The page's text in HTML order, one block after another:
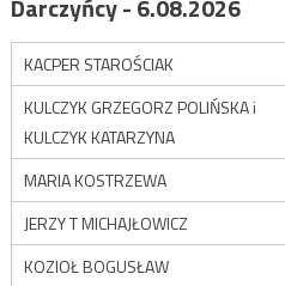
Darczyńcy - 6.08.2026
KACPER STAROŚCIAK
KULCZYK GRZEGORZ POLIŃSKA i
KULCZYK KATARZYNA
MARIA KOSTRZEWA
JERZY T MICHAJŁOWICZ
KOZIOŁ BOGUSŁAW